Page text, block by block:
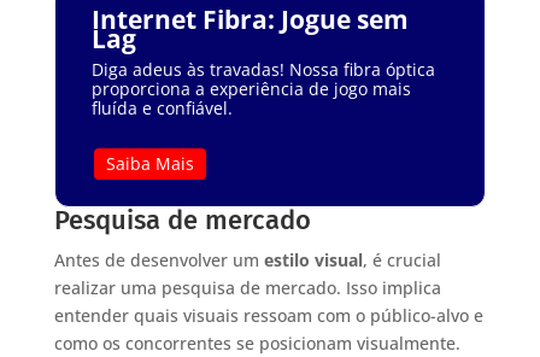
Internet Fibra: Jogue sem
Lag
Diga adeus às travadas! Nossa fibra óptica
proporciona a experiência de jogo mais
fluída e confiável.
Saiba Mais
Pesquisa de mercado
Antes de desenvolver um estilo visual, é crucial
realizar uma pesquisa de mercado. Isso implica
entender quais visuais ressoam com o público-alvo e
como os concorrentes se posicionam visualmente.